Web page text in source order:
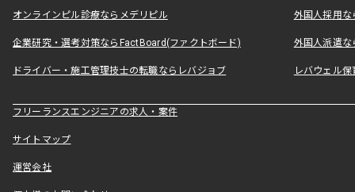
オンラインピル診療ならメデリピル 外国人採用
企業研究・選考対策ならFactBoard(ファクトボード) 外国人派遣な
ドライバー・施工管理技士の転職ならレバジョブ レバウェル
フリーランスエンジニアの求人・案件
サイトマップ
運営会社